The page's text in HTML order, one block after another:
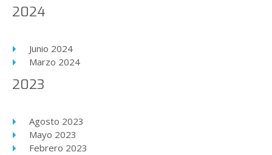
2024
Junio 2024
Marzo 2024
2023
Agosto 2023
Mayo 2023
Febrero 2023